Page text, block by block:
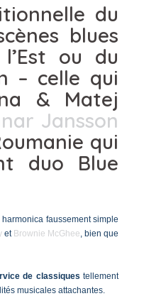
du
blues
ou du
– celle qui
& Matej
Jansson
qui
duo Blue
faussement simple
et Brownie McGhee, bien que
de classiques tellement
musicales attachantes.